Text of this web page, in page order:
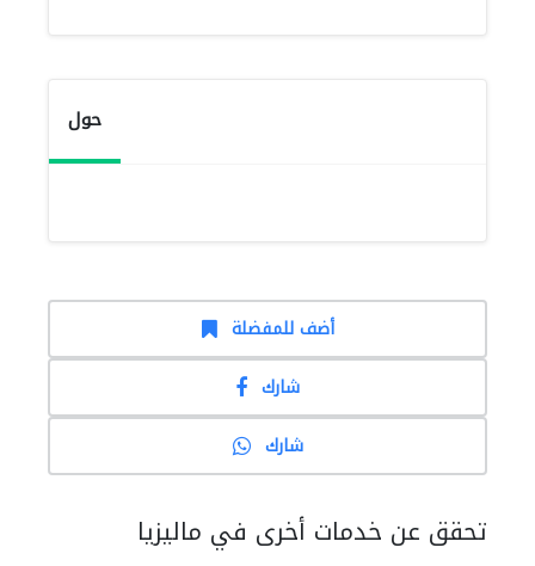
حول
أضف للمفضلة
شارك
شارك
تحقق عن خدمات أخرى في ماليزيا